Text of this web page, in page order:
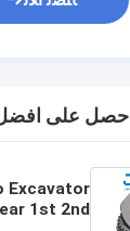
احصل على
Excavator
1st 2nd